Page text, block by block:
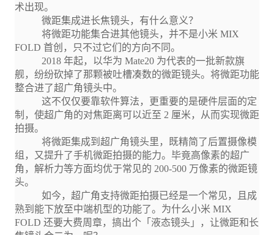
术出现。
微距集成进长焦镜头，有什么意义？
将微距功能集合进其他镜头，并不是小米 MIX
FOLD 首创，只不过它们的方向不同。
2018 年起，以华为 Mate20 为代表的一批新款旗
舰，纷纷砍掉了那颗被吐槽凑数的微距镜头。将微距功能
整合进了超广角镜头中。
这不仅仅要靠软件算法，更重要的是硬件层面的定
制，使超广角的对焦距离可以近至 2 厘米，从而实现微距
拍摄。
将微距集成到超广角镜头里，既精简了后置摄像模
组，又提升了手机微距拍摄的能力。毕竟高像素的超广
角，解析力等方面均优于常见的 200-500 万像素的微距镜
头。
如今，超广角支持微距拍摄已经是一个常见，且成
熟到能下放至中端机型的功能了。为什么小米 MIX
FOLD 还要大费周章，搞出个「液态镜头」，让微距和长